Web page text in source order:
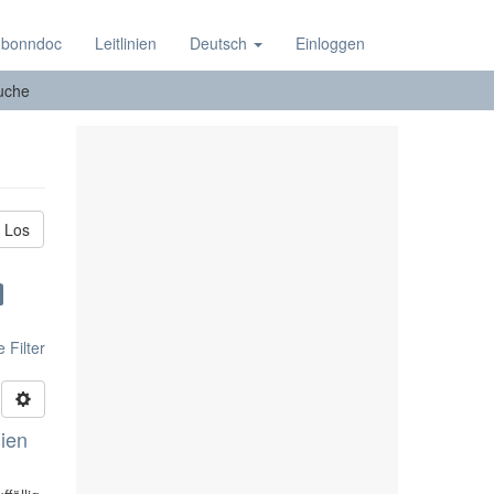
Leitlinien Deutsch Einloggen
Los
Filter